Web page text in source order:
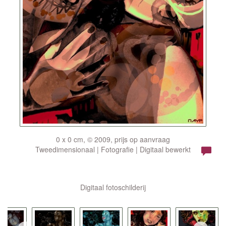
0 x 0 cm, © 2009, prijs op aanvraag
Tweedimensionaal | Fotografie | Digitaal bewerkt
Digitaal fotoschilderij